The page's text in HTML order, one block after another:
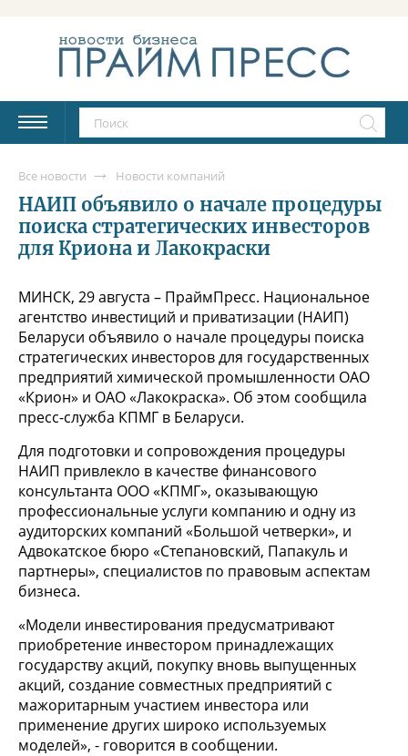
Все новости Новости компаний
НАИП объявило о начале процедуры
поиска стратегических инвесторов
для Криона и Лакокраски
МИНСК, 29 августа – ПраймПресс. Национальное
агентство инвестиций и приватизации (НАИП)
Беларуси объявило о начале процедуры поиска
стратегических инвесторов для государственных
предприятий химической промышленности ОАО
«Крион» и ОАО «Лакокраска». Об этом сообщила
пресс-служба КПМГ в Беларуси.
Для подготовки и сопровождения процедуры
НАИП привлекло в качестве финансового
консультанта ООО «КПМГ», оказывающую
профессиональные услуги компанию и одну из
аудиторских компаний «Большой четверки», и
Адвокатское бюро «Степановский, Папакуль и
партнеры», специалистов по правовым аспектам
бизнеса.
«Модели инвестирования предусматривают
приобретение инвестором принадлежащих
государству акций, покупку вновь выпущенных
акций, создание совместных предприятий с
мажоритарным участием инвестора или
применение других широко используемых
моделей», - говорится в сообщении.